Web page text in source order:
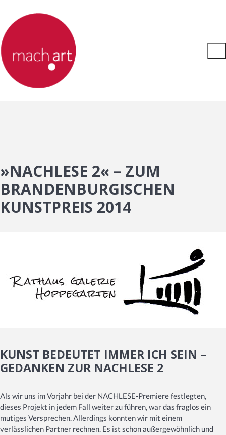
»NACHLESE 2« – ZUM
BRANDENBURGISCHEN
KUNSTPREIS 2014
KUNST BEDEUTET IMMER ICH SEIN –
GEDANKEN ZUR NACHLESE 2
Als wir uns im Vorjahr bei der NACHLESE-Premiere festlegten,
dieses Projekt in jedem Fall weiter zu führen, war das fraglos ein
mutiges Versprechen. Allerdings konnten wir mit einem
verlässlichen Partner rechnen. Es ist schon außergewöhnlich und